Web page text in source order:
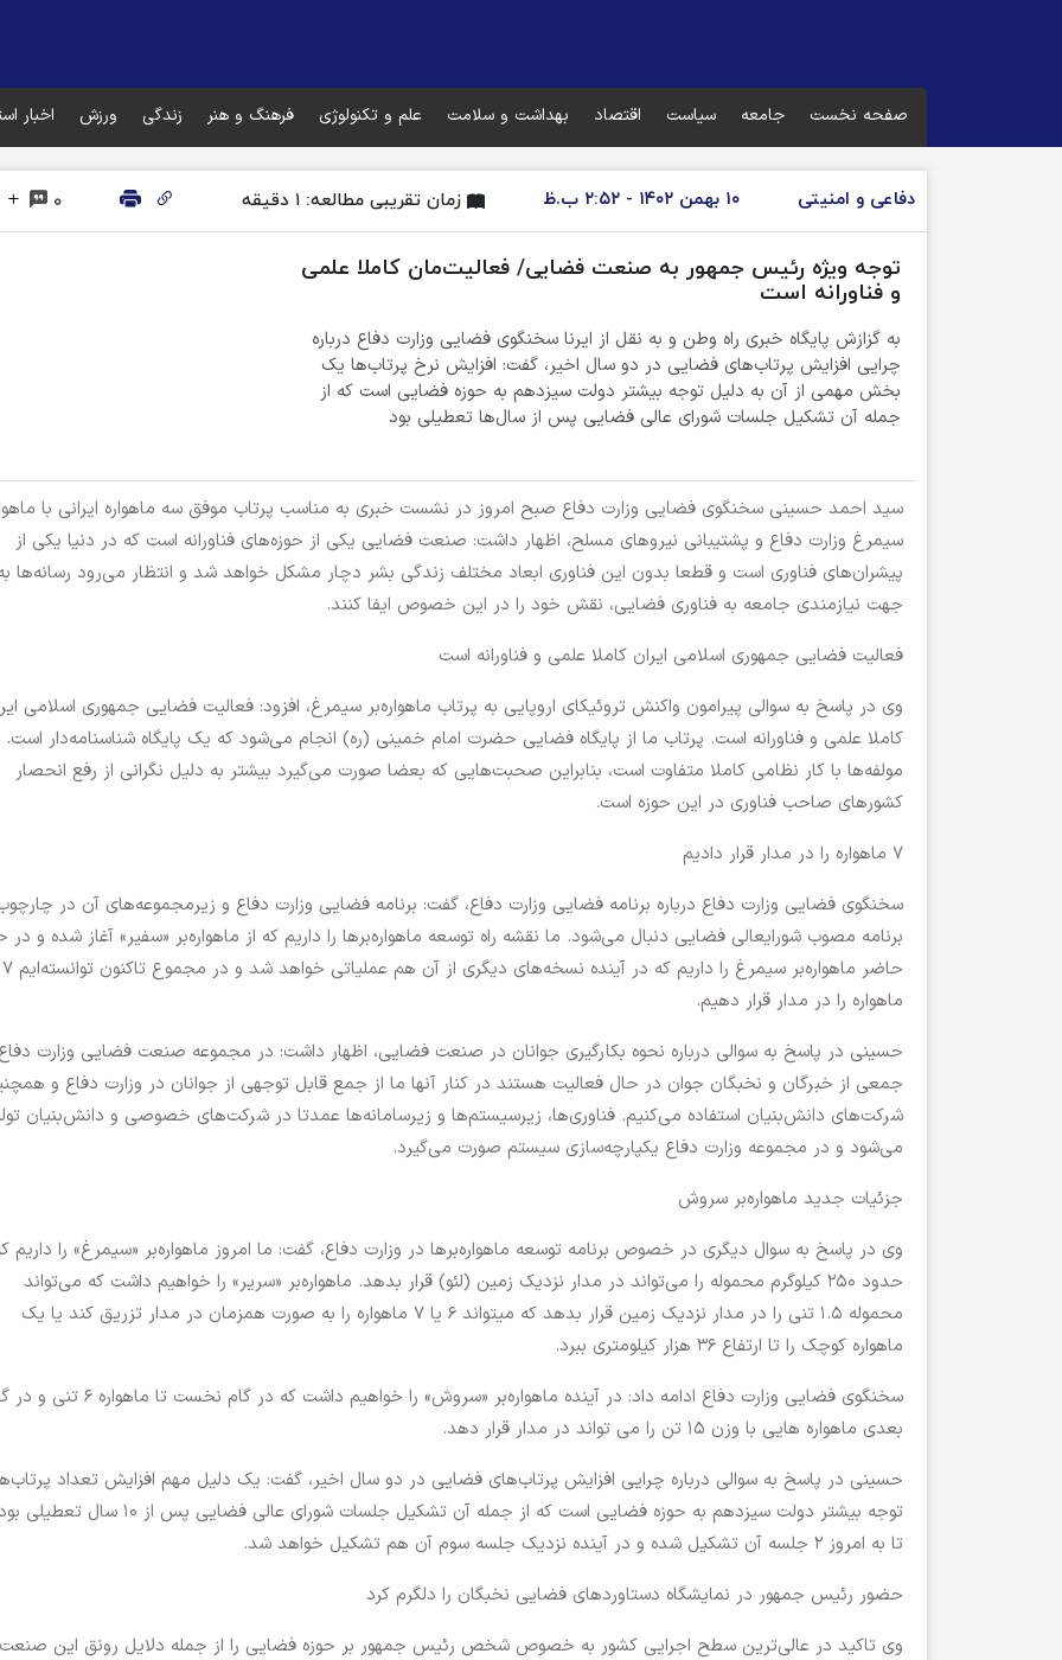
صفحه نخست جامعه سیاست اقتصاد بهداشت و سلامت علم و تکنولوژی فرهنگ و هنر زندگی ورزش اخبار
دفاعی و امنیتی ۱۰ بهمن ۱۴۰۲ - ۲:۵۲ ب.ظ زمان تقریبی مطالعه: ۱ دقیقه ۰
توجه ویژه رئیس جمهور به صنعت فضایی/ فعالیت‌مان کاملا علمی
و فناورانه است
به گزازش پایگاه خبری راه وطن و به نقل از ایرنا سخنگوی فضایی وزارت دفاع درباره
چرایی افزایش پرتاب‌های فضایی در دو سال اخیر، گفت: افزایش نرخ پرتاب‌ها یک
بخش مهمی از آن به دلیل توجه بیشتر دولت سیزدهم به حوزه فضایی است که از
جمله آن تشکیل جلسات شورای عالی فضایی پس از سال‌ها تعطیلی بود
سید احمد حسینی سخنگوی فضایی وزارت دفاع صبح امروز در نشست خبری به مناسب پرتاب موفق سه ماهواره ایرانی با
سیمرغ وزارت دفاع و پشتیبانی نیروهای مسلح، اظهار داشت: صنعت فضایی یکی از حوزه‌های‌ فناورانه است که در دنیا یکی از
پیشران‌های فناوری است و قطعا بدون این فناوری ابعاد مختلف زندگی بشر دچار مشکل خواهد شد و انتظار می‌رود رسانه‌ها
جهت نیازمندی جامعه به فناوری فضایی، نقش خود را در این خصوص ایفا کنند.
فعالیت فضایی جمهوری اسلامی ایران کاملا علمی و فناورانه است
وی در پاسخ به سوالی پیرامون واکنش تروئیکای اروپایی به پرتاب ماهواره‌بر سیمرغ، افزود: فعالیت فضایی جمهوری اسلامی
کاملا علمی و فناورانه است. پرتاب ما از پایگاه فضایی حضرت امام خمینی (ره) انجام می‌شود که یک پایگاه شناسنامه‌دار است.
مولفه‌ها با کار نظامی کاملا متفاوت است، بنابراین صحبت‌هایی که بعضا صورت می‌گیرد بیشتر به دلیل نگرانی از رفع انحصار
کشورهای صاحب فناوری در این حوزه است.
۷ ماهواره را در مدار قرار دادیم
سخنگوی فضایی وزارت دفاع درباره برنامه فضایی وزارت دفاع، گفت: برنامه فضایی وزارت دفاع و زیرمجموعه‌های آن در
برنامه مصوب شورایعالی فضایی دنبال می‌شود. ما نقشه راه توسعه ماهواره‌برها را داریم که از ماهواره‌بر «سفیر» آغاز شده و در
حاضر ماهواره‌بر سیمرغ را داریم که در آینده نسخه‌های دیگری از آن هم عملیاتی خواهد شد و در مجموع تاکنون توانسته‌ایم ۷
ماهواره را در مدار قرار دهیم.
حسینی در پاسخ به سوالی درباره نحوه بکارگیری جوانان در صنعت فضایی، اظهار داشت: در مجموعه صنعت فضایی وزارت
جمعی از خبرگان و نخبگان جوان در حال فعالیت هستند در کنار آنها ما از جمع قابل توجهی از جوانان در وزارت دفاع و
شرکت‌های دانش‌بنیان استفاده می‌کنیم. فناوری‌ها، زیرسیستم‌ها و زیرسامانه‌ها عمدتا در شرکت‌های خصوصی و دانش‌بنیان
می‌شود و در مجموعه وزارت دفاع یکپارچه‌سازی سیستم صورت می‌گیرد.
جزئیات جدید ماهواره‌بر سروش
وی در پاسخ به سوال دیگری در خصوص برنامه توسعه ماهواره‌برها در وزارت دفاع، گفت: ما امروز ماهواره‌بر «سیمرغ» را داریم
حدود ۲۵۰ کیلوگرم محموله را می‌تواند در مدار نزدیک زمین (لئو) قرار بدهد. ماهواره‌بر «سریر» را خواهیم داشت که می‌تواند
محموله ۱.۵ تنی را در مدار نزدیک زمین قرار بدهد که میتواند ۶ یا ۷ ماهواره را به صورت همزمان در مدار تزریق کند یا یک
ماهواره کوچک را تا ارتفاع ۳۶ هزار کیلومتری ببرد.
سخنگوی فضایی وزارت دفاع ادامه داد: در آینده ماهواره‌بر «سروش» را خواهیم داشت که در گام نخست
بعدی ماهواره هایی با وزن ۱۵ تن را می تواند در مدار قرار دهد.
حسینی در پاسخ به سوالی درباره چرایی افزایش پرتاب‌های فضایی در دو سال اخیر، گفت: یک دلیل مهم افزایش تعداد
توجه بیشتر دولت سیزدهم به حوزه فضایی است که از جمله آن تشکیل جلسات شورای عالی فضایی
تا به امروز ۲ جلسه آن تشکیل شده و در آینده نزدیک جلسه سوم آن هم تشکیل خواهد شد.
حضور رئیس جمهور در نمایشگاه دستاوردهای فضایی نخبگان را دلگرم کرد
وی تاکید در عالی‌ترین سطح اجرایی کشور به خصوص شخص رئیس جمهور بر حوزه فضایی را از جمله دلایل رونق این صنعت